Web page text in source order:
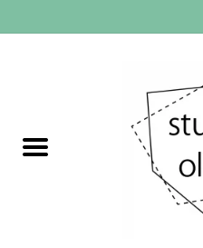
✂︎Nieuw